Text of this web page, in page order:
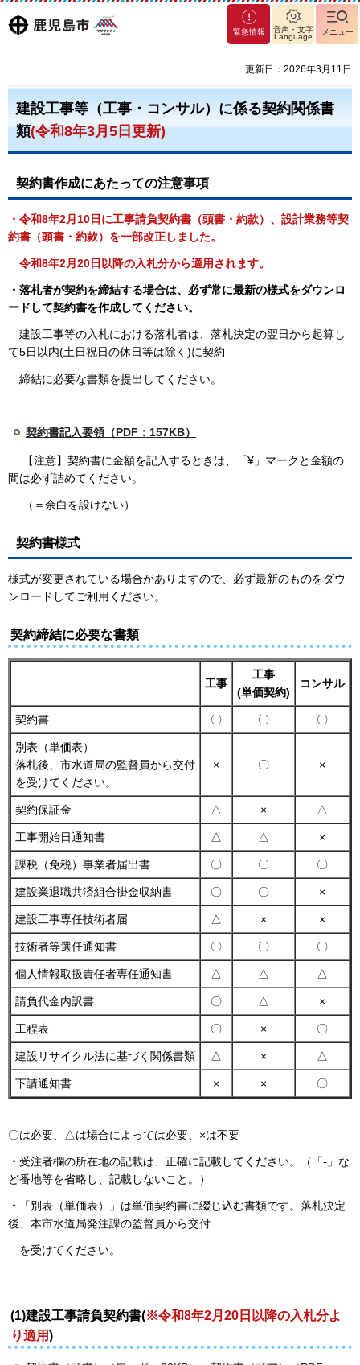
鹿児島
マグ
マシ
島市
緊急情報
音声・文字
Language
メニュー
更新日：2026年3月11日
建設工事等（工事・コンサル）に係る契約関係書
類(令和8年3月5日更新)
契約書作成にあたっての注意事項
・令和8年2月10日に工事請負契約書（頭書・約款）、設計業務等契
約書（頭書・約款）を一部改正しました。
令和8年2月20日以降の入札分から適用されます。
・落札者が契約を締結する場合は、必ず常に最新の様式をダウンロ
ードして契約書を作成してください。
建設工事等の入札における落札者は、落札決定の翌日から起算し
て5日以内(土日祝日の休日等は除く)に契約
締結に必要な書類を提出してください。
契約書記入要領（PDF：157KB）
【注意】契約書に金額を記入するときは、「¥」マークと金額の
間は必ず詰めてください。
（＝余白を設けない）
契約書様式
様式が変更されている場合がありますので、必ず最新のものをダウ
ンロードしてご利用ください。
契約締結に必要な書類
工事
工事
(単価契約)
コンサル
契約書 〇 〇 〇
別表（単価表）
落札後、市水道局の監督員から交付
を受けてください。
× 〇 ×
契約保証金 △ × △
工事開始日通知書 △ △ ×
課税（免税）事業者届出書 〇 〇 〇
建設業退職共済組合掛金収納書 〇 〇 ×
建設工事専任技術者届 △ × ×
技術者等選任通知書 〇 〇 〇
個人情報取扱責任者専任通知書 △ △ △
請負代金内訳書 〇 △ ×
工程表 〇 × 〇
建設リサイクル法に基づく関係書類 △ × △
下請通知書 × × 〇
〇は必要、△は場合によっては必要、×は不要
・ 受注者欄の所在地の記載は、正確に記載してください。（「-」な
ど番地等を省略し、記載しないこと。）
・
「別表（単価表）」は単価契約書に綴じ込む書類です。落札決定
後、本市水道局発注課の監督員から交付
を受けてください。
(1)建設工事請負契約書(※令和8年2月20日以降の入札分よ
り適用)